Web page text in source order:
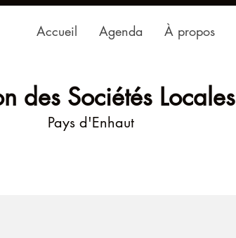
Accueil Agenda À propos
des Sociétés Locales
Pays d'Enhaut